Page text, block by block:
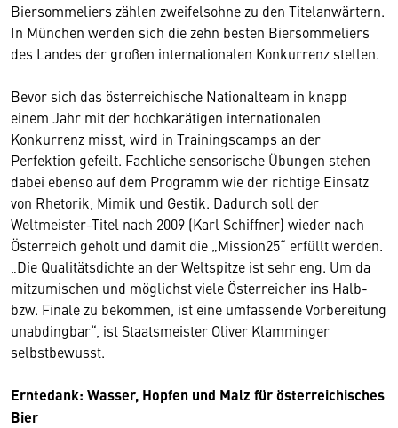
Biersommeliers zählen zweifelsohne zu den Titelanwärtern.
In München werden sich die zehn besten Biersommeliers
des Landes der großen internationalen Konkurrenz stellen.
Bevor sich das österreichische Nationalteam in knapp
einem Jahr mit der hochkarätigen internationalen
Konkurrenz misst, wird in Trainingscamps an der
Perfektion gefeilt. Fachliche sensorische Übungen stehen
dabei ebenso auf dem Programm wie der richtige Einsatz
von Rhetorik, Mimik und Gestik. Dadurch soll der
Weltmeister-Titel nach 2009 (Karl Schiffner) wieder nach
Österreich geholt und damit die „Mission25“ erfüllt werden.
„Die Qualitätsdichte an der Weltspitze ist sehr eng. Um da
mitzumischen und möglichst viele Österreicher ins Halb-
bzw. Finale zu bekommen, ist eine umfassende Vorbereitung
unabdingbar“, ist Staatsmeister Oliver Klamminger
selbstbewusst.
Erntedank: Wasser, Hopfen und Malz für österreichisches
Bier